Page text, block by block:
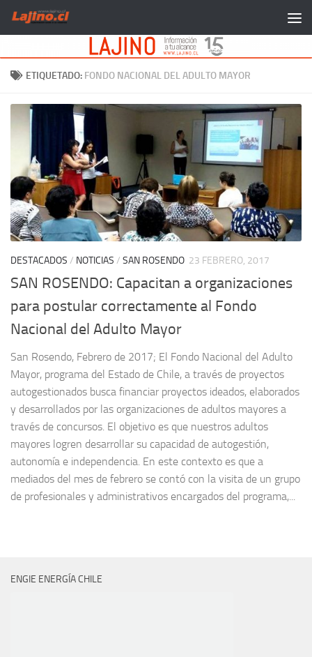
Saltar al contenido
ETIQUETADO: FONDO NACIONAL DEL ADULTO MAYOR
DESTACADOS / NOTICIAS / SAN ROSENDO 23 FEBRERO, 2017
SAN ROSENDO: Capacitan a organizaciones
para postular correctamente al Fondo
Nacional del Adulto Mayor
San Rosendo, Febrero de 2017; El Fondo Nacional del Adulto
Mayor, programa del Estado de Chile, a través de proyectos
autogestionados busca financiar proyectos ideados, elaborados
y desarrollados por las organizaciones de adultos mayores a
través de concursos. El objetivo es que nuestros adultos
mayores logren desarrollar su capacidad de autogestión,
autonomía e independencia. En este contexto es que a
mediados del mes de febrero se contó con la visita de un grupo
de profesionales y administrativos encargados del programa,...
ENGIE ENERGÍA CHILE